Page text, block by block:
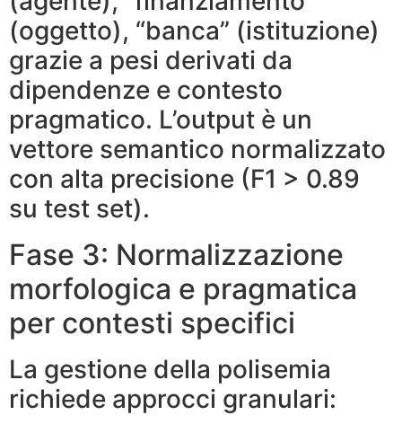
(oggetto), “banca” (istituzione)
grazie a pesi derivati da
dipendenze e contesto
pragmatico. L’output è un
vettore semantico normalizzato
con alta precisione (F1 > 0.89
su test set).
Fase 3: Normalizzazione
morfologica e pragmatica
per contesti specifici
La gestione della polisemia
richiede approcci granulari: